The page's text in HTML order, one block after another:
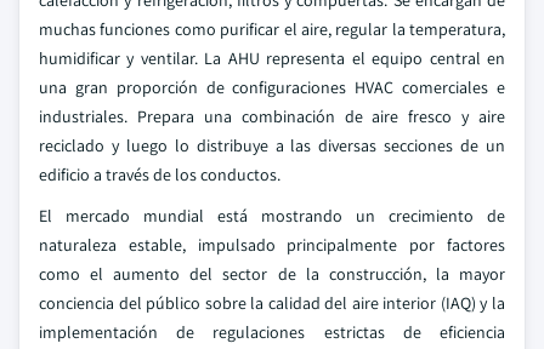
muchas funciones como purificar el aire, regular la temperatura,
humidificar y ventilar. La AHU representa el equipo central en
una gran proporción de configuraciones HVAC comerciales e
industriales. Prepara una combinación de aire fresco y aire
reciclado y luego lo distribuye a las diversas secciones de un
edificio a través de los conductos.
El mercado mundial está mostrando un crecimiento de
naturaleza estable, impulsado principalmente por factores
como el aumento del sector de la construcción, la mayor
conciencia del público sobre la calidad del aire interior (IAQ) y la
implementación de regulaciones estrictas de eficiencia